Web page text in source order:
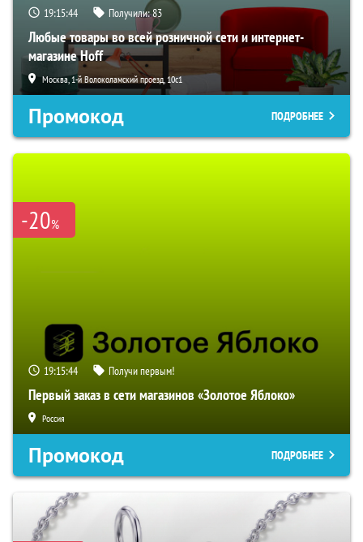
19:15:43 Получили:83
Любые товары во всей розничной сети и интернет-
магазине Hoff
Москва, 1-й Волоколамский проезд, 10с1
Промокод ПОДРОБНЕЕ
-20%
19:15:43 Получи первым!
Первый заказ в сети магазинов «Золотое Яблоко»
Россия
Промокод ПОДРОБНЕЕ